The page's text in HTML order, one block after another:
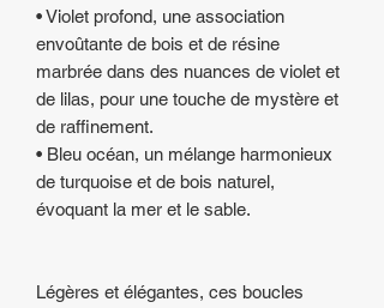
• Violet profond, une association
envoûtante de bois et de résine
marbrée dans des nuances de violet et
de lilas, pour une touche de mystère et
de raffinement.
• Bleu océan, un mélange harmonieux
de turquoise et de bois naturel,
évoquant la mer et le sable.
Légères et élégantes, ces boucles